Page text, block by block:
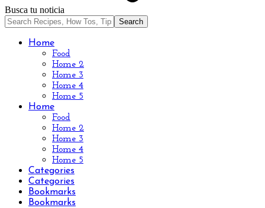
Busca tu noticia
Home
Food
Home 2
Home 3
Home 4
Home 5
Home
Food
Home 2
Home 3
Home 4
Home 5
Categories
Categories
Bookmarks
Bookmarks